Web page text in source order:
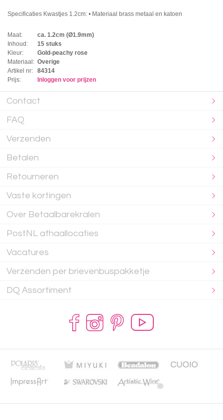
Specificaties Kwastjes 1.2cm: • Materiaal brass metaal en katoen
Maat:
ca. 1.2cm (Ø1.9mm)
Inhoud:
15 stuks
Kleur:
Gold-peachy rose
Materiaal: Overige
Artikel nr:
84314
Prijs:
Inloggen voor prijzen
Contact
FAQ
Verzenden
Betalen
Retourneren
Vaste kortingen
Over Betaalbarekralen
PostNL afhaallocaties
Vacatures
Verzenden per brievenbuspakketje
DQ Assortiment